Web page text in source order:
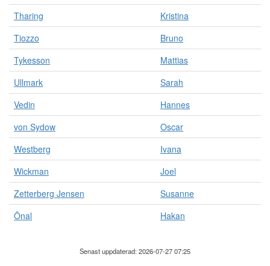
Tharing
Kristina
Tiozzo
Bruno
Tykesson
Mattias
Ullmark
Sarah
Vedin
Hannes
von Sydow
Oscar
Westberg
Ivana
Wickman
Joel
Zetterberg Jensen
Susanne
Önal
Hakan
Senast uppdaterad: 2026-07-27 07:25